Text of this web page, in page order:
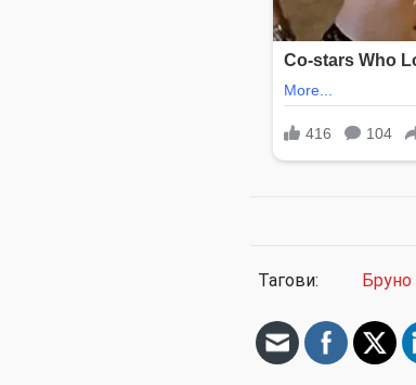
Тагови: